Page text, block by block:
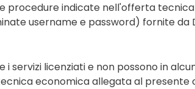
procedure indicate nell'offerta
username e password) fornite da
servizi licenziati e non possono in
economica allegata al